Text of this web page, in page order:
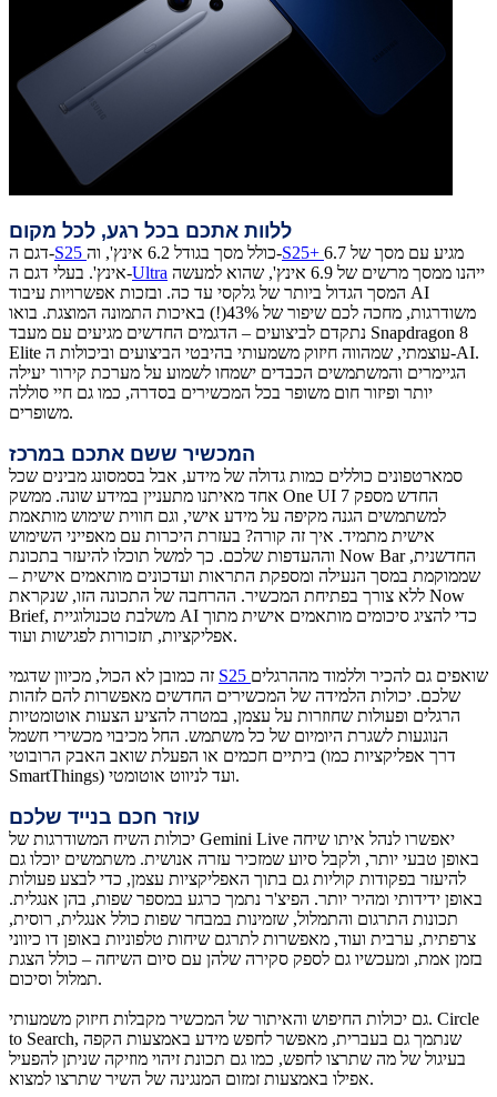
ללוות אתכם בכל רגע, לכל מקום
דגם ה-S25 כולל מסך בגודל 6.2 אינץ', וה-S25+ מגיע עם מסך של 6.7
אינץ'. בעלי דגם ה-Ultra
המסך הגדול ביותר של גלקסי עד כה. ובזכות אפשרויות עיבוד AI
משודרגות, מחכה לכם שיפור של 43%(!) באיכות התמונה המוצגת. בואו
נתקדם לביצועים – הדגמים החדשים מגיעים עם מעבד Snapdragon 8
Elite עוצמתי, שמהווה חיזוק משמעותי בהיבטי הביצועים וביכולות ה-AI.
הגיימרים והמשתמשים הכבדים ישמחו לשמוע על מערכת קירור יעילה
יותר ופיזור חום משופר בכל המכשירים בסדרה, כמו גם חיי סוללה
משופרים.
המכשיר ששם אתכם במרכז
סמארטפונים כוללים כמות גדולה של מידע, אבל בסמסונג מבינים שכל
אחד מאיתנו מתעניין במידע שונה. ממשק One UI 7 החדש מספק
למשתמשים הגנה מקיפה על מידע אישי, וגם חווית שימוש מותאמת
אישית מתמיד. איך זה קורה? בעזרת היכרות עם מאפייני השימוש
וההעדפות שלכם. כך למשל תוכלו להיעזר בתכונת Now Bar החדשנית,
שממוקמת במסך הנעילה ומספקת התראות ועדכונים מותאמים אישית –
ללא צורך בפתיחת המכשיר. ההרחבה של התכונה הזו, שנקראת Now
Brief, משלבת טכנולוגיית AI כדי להציג סיכומים מותאמים אישית מתוך
אפליקציות, תזכורות לפגישות ועוד.
S25 שואפים גם להכיר וללמוד מההרגלים
שלכם. יכולות הלמידה של המכשירים החדשים מאפשרות להם לזהות
הרגלים ופעולות שחוזרות על עצמן, במטרה להציע הצעות אוטומטיות
הנוגעות לשגרת היומיום של כל משתמש. החל מכיבוי מכשירי חשמל
ביתיים חכמים או הפעלת שואב האבק הרובוטי (דרך אפליקציות כמו
SmartThings) ועד לניווט אוטומטי.
עוזר חכם בנייד שלכם
יכולות השיח המשודרגות של Gemini Live יאפשרו לנהל איתו שיחה
באופן טבעי יותר, ולקבל סיוע שמזכיר עזרה אנושית. משתמשים יוכלו גם
להיעזר בפקודות קוליות גם בתוך האפליקציות עצמן, כדי לבצע פעולות
באופן ידידותי ומהיר יותר. הפיצ'ר נתמך כרגע במספר שפות, בהן אנגלית.
תכונות התרגום והתמלול, שזמינות במבחר שפות כולל אנגלית, רוסית,
צרפתית, ערבית ועוד, מאפשרות לתרגם שיחות טלפוניות באופן דו כיווני
בזמן אמת, ומעכשיו גם לספק סקירה שלהן עם סיום השיחה – כולל הצגת
תמלול וסיכום.
גם יכולות החיפוש והאיתור של המכשיר מקבלות חיזוק משמעותי. Circle
to Search, שנתמך גם בעברית, מאפשר לחפש מידע באמצעות הקפה
בעיגול של מה שתרצו לחפש, כמו גם תכונת זיהוי מוזיקה שניתן להפעיל
אפילו באמצעות זמזום המנגינה של השיר שתרצו למצוא.